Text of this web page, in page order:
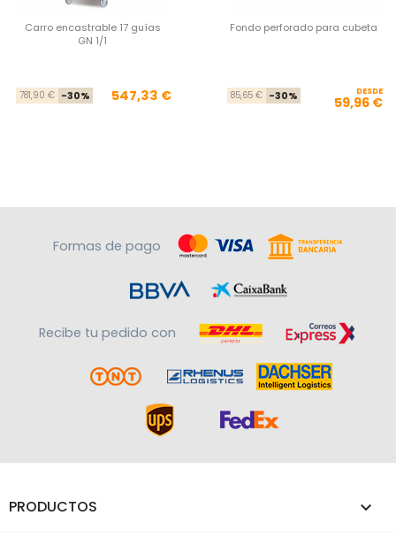
Carro encastrable 17 guías
GN 1/1
Precio base
781,90 € -30% Precio
547,33 €
Fondo perforado para cubeta
85,65 € -30% DESDE
59,96 €
Formas de pago
Recibe tu pedido con
PRODUCTOS 